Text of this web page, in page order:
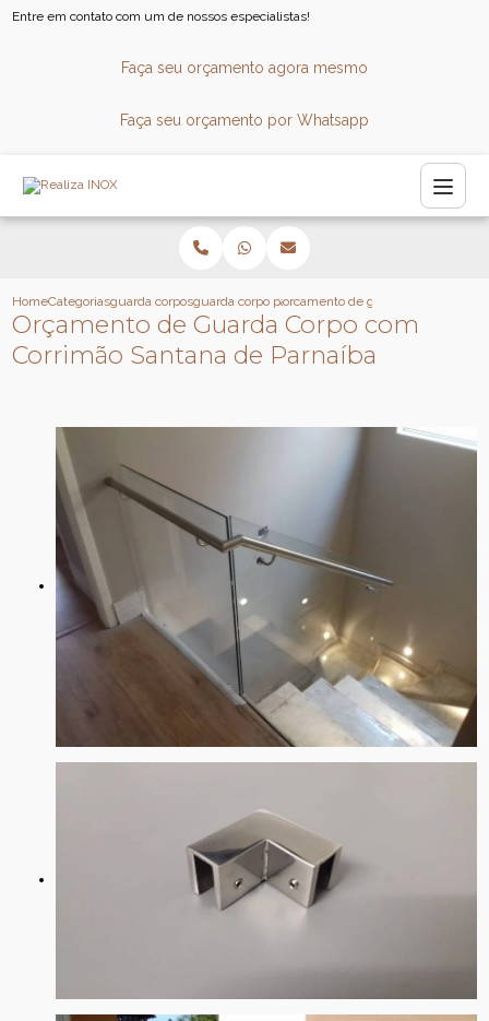
Entre em contato com um de nossos especialistas!
Faça seu orçamento agora mesmo
Faça seu orçamento por Whatsapp
HomeCategoriasguarda corposguarda corpo panoramicoorcamento de guarda corpo com
Orçamento de Guarda Corpo com
Corrimão Santana de Parnaíba